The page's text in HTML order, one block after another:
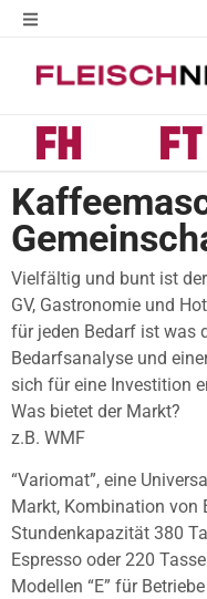
Vielfältig und bunt ist
GV, Gastronomie und
für jeden Bedarf ist was
Bedarfsanalyse und
sich für eine Investition
Was bietet der Markt?
z.B. WMF
“Variomat”, eine
Markt, Kombination von
Stundenkapazität 380
Espresso oder 220
Modellen “E” für